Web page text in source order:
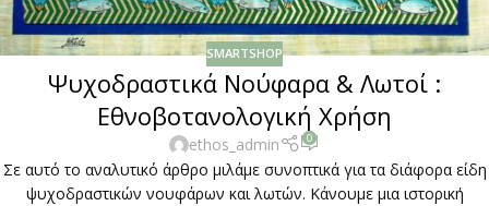
SMARTSHOP
Ψυχοδραστικά Νούφαρα & Λωτοί :
Εθνοβοτανολογική Χρήση
ethos_admin 0
Σε αυτό το αναλυτικό άρθρο μιλάμε συνοπτικά για τα διάφορα είδη
ψυχοδραστικών νουφάρων και λωτών. Κάνουμε μια ιστορική